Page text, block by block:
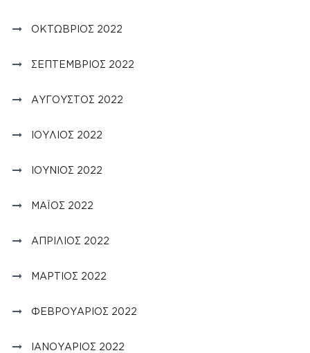
ΟΚΤΏΒΡΙΟΣ 2022
ΣΕΠΤΈΜΒΡΙΟΣ 2022
ΑΎΓΟΥΣΤΟΣ 2022
ΙΟΎΛΙΟΣ 2022
ΙΟΎΝΙΟΣ 2022
ΜΆΙΟΣ 2022
ΑΠΡΊΛΙΟΣ 2022
ΜΆΡΤΙΟΣ 2022
ΦΕΒΡΟΥΆΡΙΟΣ 2022
ΙΑΝΟΥΆΡΙΟΣ 2022